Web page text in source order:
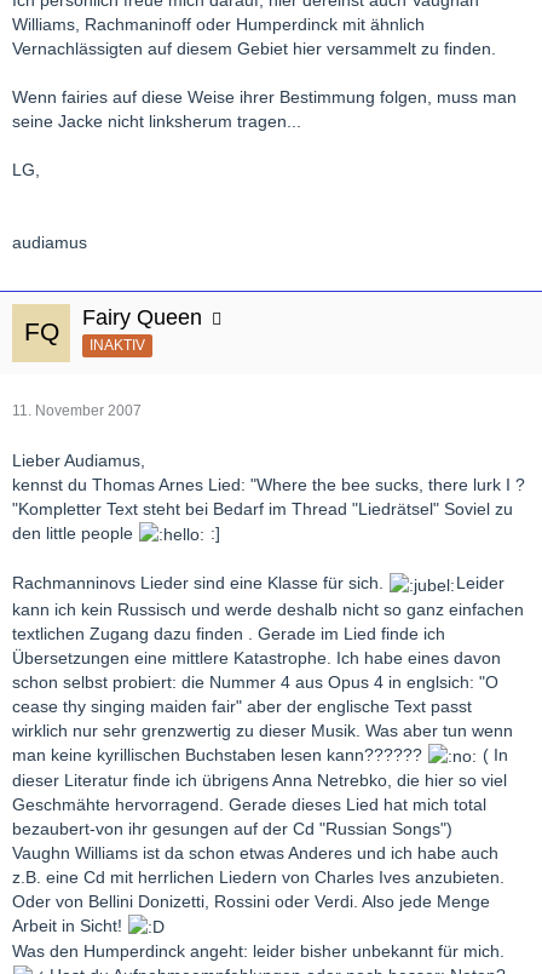
Williams, Rachmaninoff oder Humperdinck mit ähnlich
Vernachlässigten auf diesem Gebiet hier versammelt zu finden.
Wenn fairies auf diese Weise ihrer Bestimmung folgen, muss man
seine Jacke nicht linksherum tragen...
LG,
audiamus
Fairy Queen
INAKTIV
11. November 2007
Lieber Audiamus,
kennst du Thomas Arnes Lied: "Where the bee sucks, there lurk I ?
"Kompletter Text steht bei Bedarf im Thread "Liedrätsel" Soviel zu
den little people
:]
Rachmanninovs Lieder sind eine Klasse für sich.
Leider
kann ich kein Russisch und werde deshalb nicht so ganz einfachen
textlichen Zugang dazu finden . Gerade im Lied finde ich
Übersetzungen eine mittlere Katastrophe. Ich habe eines davon
schon selbst probiert: die Nummer 4 aus Opus 4 in englsich: "O
cease thy singing maiden fair" aber der englische Text passt
wirklich nur sehr grenzwertig zu dieser Musik. Was aber tun wenn
man keine kyrillischen Buchstaben lesen kann??????
( In
dieser Literatur finde ich übrigens Anna Netrebko, die hier so viel
Geschmähte hervorragend. Gerade dieses Lied hat mich total
bezaubert-von ihr gesungen auf der Cd "Russian Songs")
Vaughn Williams ist da schon etwas Anderes und ich habe auch
z.B. eine Cd mit herrlichen Liedern von Charles Ives anzubieten.
Oder von Bellini Donizetti, Rossini oder Verdi. Also jede Menge
Arbeit in Sicht!
Was den Humperdinck angeht: leider bisher unbekannt für mich.